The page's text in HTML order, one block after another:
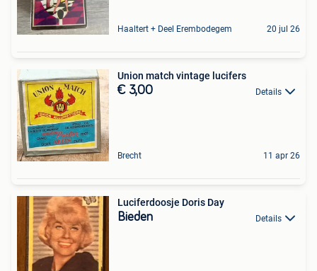
Haaltert + Deel Erembodegem 20 jul 26
Union match vintage lucifers
€ 3,00 Details
Brecht 11 apr 26
Luciferdoosje Doris Day
Bieden Details